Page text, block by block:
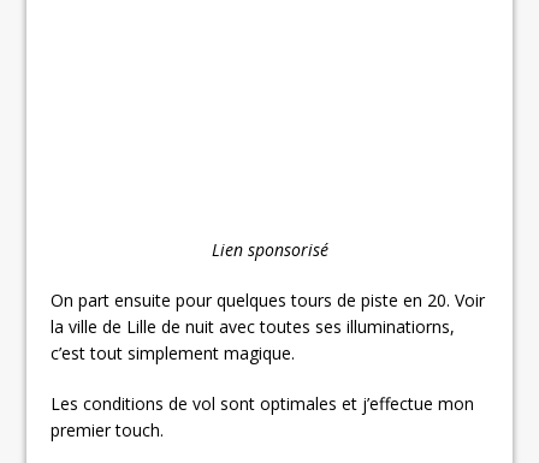
Lien sponsorisé
On part ensuite pour quelques tours de piste en 20. Voir
la ville de Lille de nuit avec toutes ses illuminatiorns,
c’est tout simplement magique.
Les conditions de vol sont optimales et j’effectue mon
premier touch.